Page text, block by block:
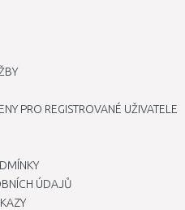
PRO REGISTROVANÉ UŽIVATELE
ÚDAJŮ